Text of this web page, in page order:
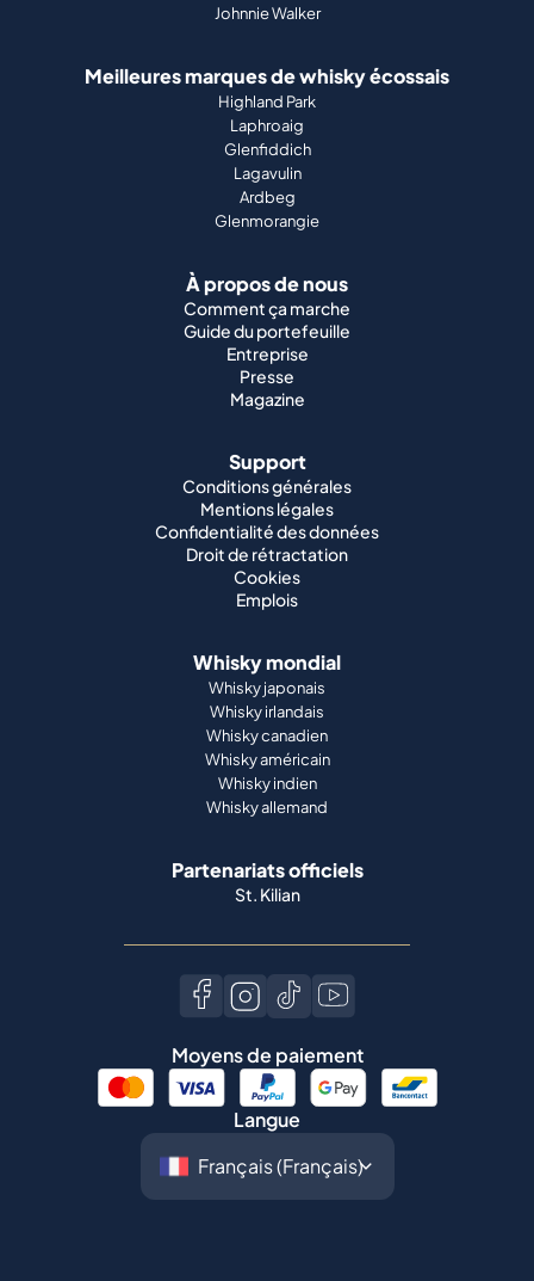
Johnnie Walker
Meilleures marques de whisky écossais
Highland Park
Laphroaig
Glenfiddich
Lagavulin
Ardbeg
Glenmorangie
À propos de nous
Comment ça marche
Guide du portefeuille
Entreprise
Presse
Magazine
Support
Conditions générales
Mentions légales
Confidentialité des données
Droit de rétractation
Cookies
Emplois
Whisky mondial
Whisky japonais
Whisky irlandais
Whisky canadien
Whisky américain
Whisky indien
Whisky allemand
Partenariats officiels
St. Kilian
Moyens de paiement
Langue